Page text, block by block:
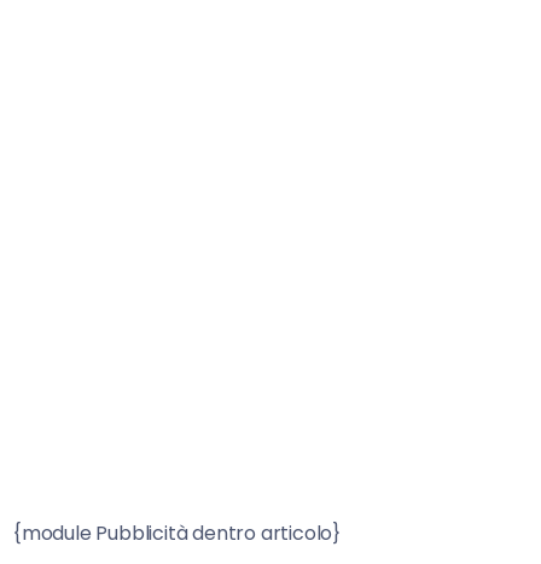
{module Pubblicità dentro articolo}